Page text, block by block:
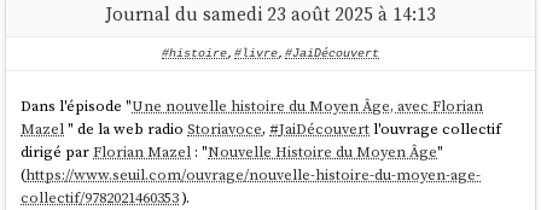
Journal du samedi 23 août 2025 à 14:13
#histoire, #livre, #JaiDécouvert
Dans l'épisode "Une nouvelle histoire du Moyen Âge, avec Florian
Mazel" de la web radioStoriavoce, #JaiDécouvertl'ouvrage collectif
dirigé parFlorian Mazel : "Nouvelle Histoire du Moyen Âge"
(https://www.seuil.com/ouvrage/nouvelle-histoire-du-moyen-age-
collectif/9782021460353).